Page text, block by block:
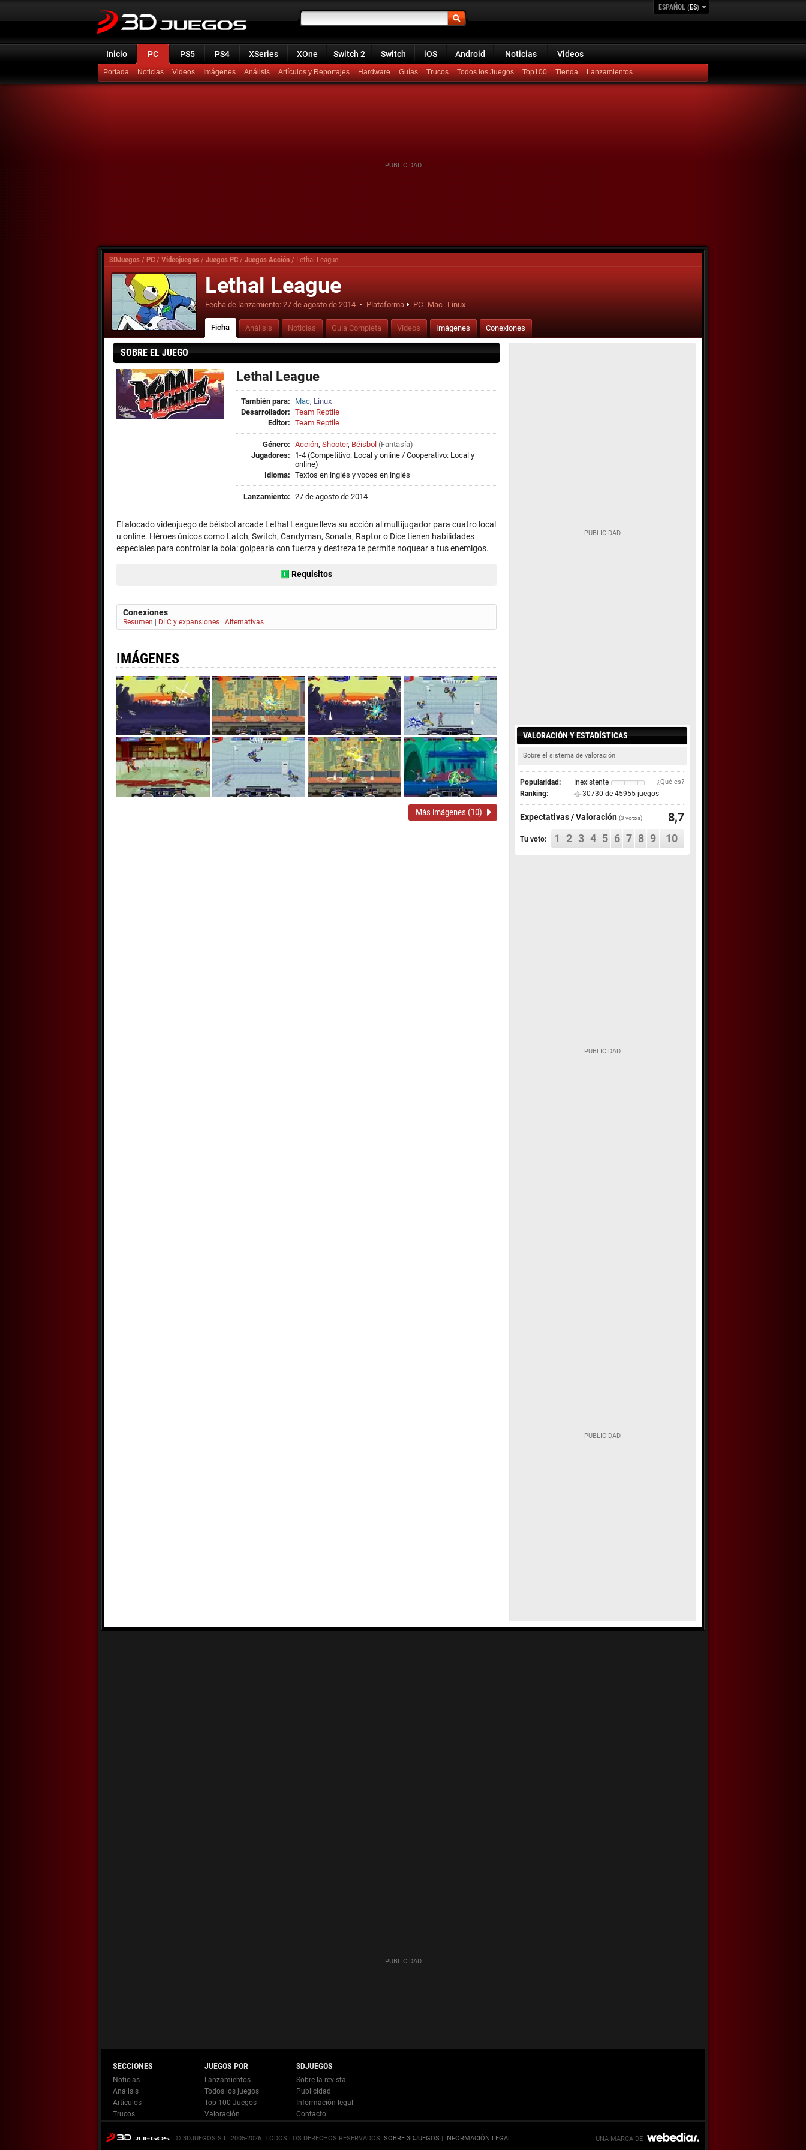
ESPAÑOL (ES)
Inicio PC PS5 PS4 XSeries XOne Switch 2 Switch iOS Android Noticias Videos
Portada Noticias Videos Imágenes Análisis Artículos y Reportajes Hardware Guías Trucos Todos los Juegos Top100 Lanzamientos
3DJuegos / PC / Videojuegos / Juegos PC / Juegos Acción / Lethal League
Lethal League
Fecha de lanzamiento: 27 de agosto de 2014 · Plataforma PC Mac Linux
Ficha Análisis Noticias Guía Completa Videos Imágenes Conexiones
SOBRE EL JUEGO
Lethal League
También para: Mac, Linux
Desarrollador: Team Reptile
Editor: Team Reptile
Género: Acción, Shooter, Béisbol (Fantasía)
Jugadores:
1-4 (Competitivo: Local y online / Cooperativo: Local y
online)
Idioma: Textos en inglés y voces en inglés
Lanzamiento: 27 de agosto de 2014
El alocado videojuego de béisbol arcade Lethal League lleva su acción al multijugador para cuatro local
u online. Héroes únicos como Latch, Switch, Candyman, Sonata, Raptor o Dice tienen habilidades
especiales para controlar la bola: golpearla con fuerza y destreza te permite noquear a tus enemigos.
Requisitos
Conexiones
Resumen DLC y expansiones Alternativas
IMÁGENES
Más imágenes (10)
VALORACIÓN Y ESTADÍSTICAS
Sobre el sistema de valoración
Popularidad: Inexistente ¿Qué es?
Ranking: 30730 de 45955 juegos
Expectativas / Valoración (3 votos) 8,7
Tu voto: 1 2 3 4 5 6 7 8 9 10
Noticias
Análisis
Artículos
Trucos
Lanzamientos
Todos los juegos
Top 100 Juegos
Valoración
Información legal
© 3DJUEGOS S.L. 2005-2026. . SOBRE 3DJUEGOS | INFORMACIÓN LEGAL